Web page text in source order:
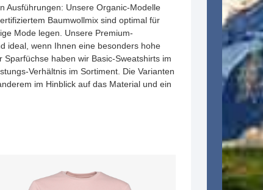
Ausführungen: Unsere Organic-Modelle
Baumwollmix sind optimal für
Mode legen. Unsere Premium-
ideal, wenn Ihnen eine besonders hohe
Sparfüchse haben wir Basic-Sweatshirts im
Verhältnis im Sortiment. Die Varianten
im Hinblick auf das Material und ein